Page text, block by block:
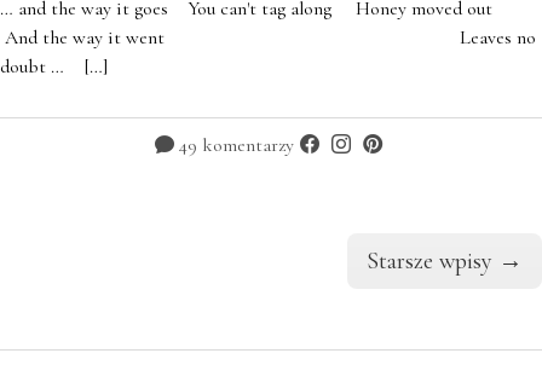
… and the way it goes You can't tag along Honey moved out
And the way it went Leaves no
doubt … […]
49 komentarzy
Starsze wpisy →